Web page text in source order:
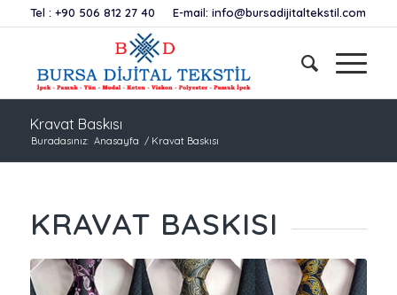
Tel :+90 506 812 27 40 E-mail:info@bursadijitaltekstil.com
Kravat Baskısı
Buradasınız: Anasayfa / Kravat Baskısı
KRAVAT BASKISI